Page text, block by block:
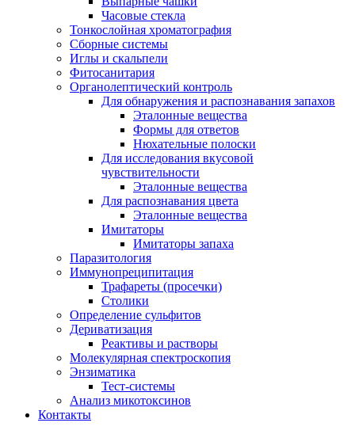
Часовые стекла
Тонкослойная хроматография
Сборные системы
Иглы и скальпели
Фитосанитария
Органолептический контроль
Для обнаружения и распознавания запахов
Эталонные вещества
Формы для ответов
Нюхательные полоски
Для исследования вкусовой
чувствительности
Эталонные вещества
Для распознавания цвета
Эталонные вещества
Имитаторы
Имитаторы запаха
Паразитология
Иммунопреципитация
Трафареты (просечки)
Столики
Определение сульфитов
Дериватизация
Реактивы и растворы
Молекулярная спектроскопия
Энзиматика
Тест-системы
Анализ микотоксинов
Контакты